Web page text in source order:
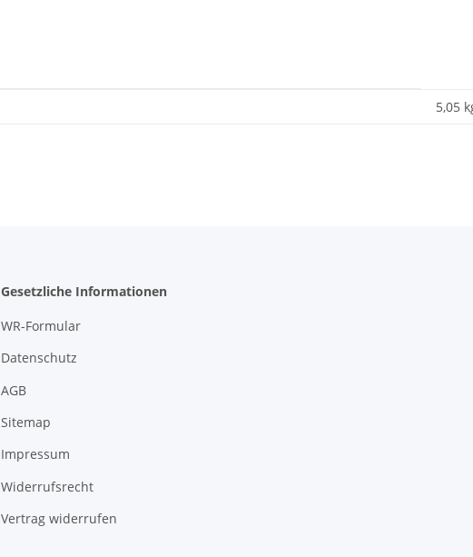
5,05
Gesetzliche Informationen
WR-Formular
Datenschutz
AGB
Sitemap
Impressum
Widerrufsrecht
Vertrag widerrufen